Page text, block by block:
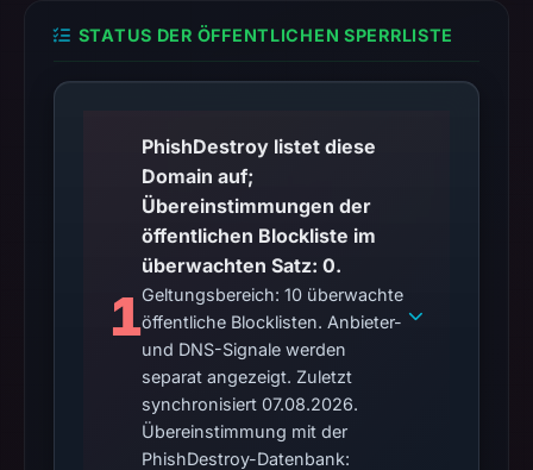
The
domain
on
2026-
02-
24,
registered
through
PT
Cloud
Hosting
Indonesia,
hosted
STATUS DER ÖFFENTLICHEN SPERRLISTE
1
PhishDestroy listet diese
Domain auf;
Übereinstimmungen der
öffentlichen Blockliste im
überwachten Satz: 0.
Geltungsbereich: 10 überwachte
öffentliche Blocklisten. Anbieter-
und DNS-Signale werden
separat angezeigt. Zuletzt
synchronisiert 07.08.2026.
Übereinstimmung mit der
PhishDestroy-Datenbank: